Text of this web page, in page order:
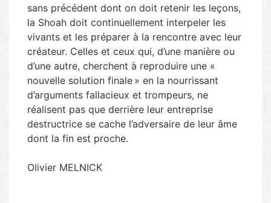
sans précédent dont on doit retenir les leçons,
la Shoah doit continuellement interpeler les
vivants et les préparer à la rencontre avec leur
créateur. Celles et ceux qui, d’une manière ou
d’une autre, cherchent à reproduire une «
nouvelle solution finale » en la nourrissant
d’arguments fallacieux et trompeurs, ne
réalisent pas que derrière leur entreprise
destructrice se cache l’adversaire de leur âme
dont la fin est proche.
Olivier MELNICK